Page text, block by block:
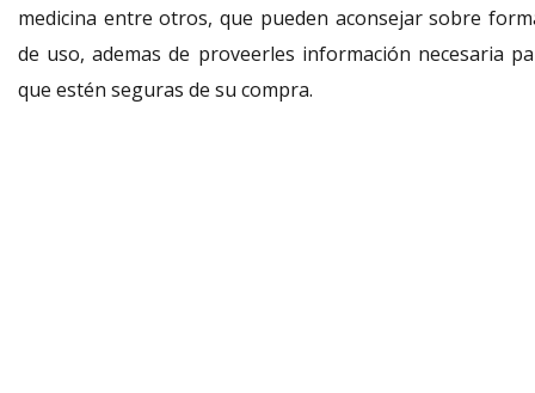
medicina entre otros, que pueden aconsejar sobre
de uso, ademas de proveerles información necesaria
que estén seguras de su compra.